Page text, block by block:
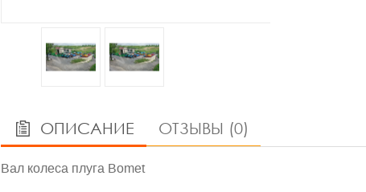
ОПИСАНИЕ ОТЗЫВЫ (0)
Вал колеса плуга Bomet